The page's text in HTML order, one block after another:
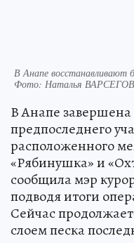
В Анапе восстанавливают
Фото: Наталья
В Анапе
предпоследнего
расположенного
«Рябинушка» и
сообщила мэр
подводя итоги
Сейчас
слоем песка